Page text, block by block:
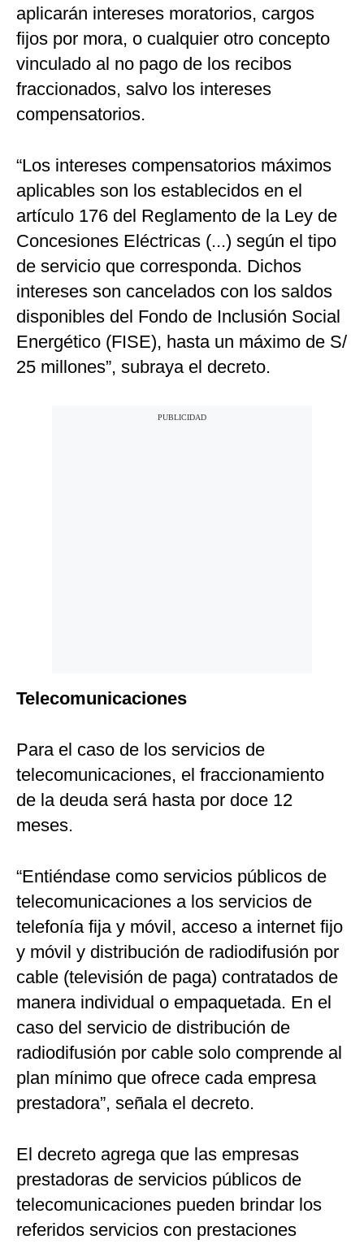
aplicarán intereses moratorios, cargos
fijos por mora, o cualquier otro concepto
vinculado al no pago de los recibos
fraccionados, salvo los intereses
compensatorios.
“Los intereses compensatorios máximos
aplicables son los establecidos en el
artículo 176 del Reglamento de la Ley de
Concesiones Eléctricas (...) según el tipo
de servicio que corresponda. Dichos
intereses son cancelados con los saldos
disponibles del Fondo de Inclusión Social
Energético (FISE), hasta un máximo de S/
25 millones”, subraya el decreto.
Telecomunicaciones
Para el caso de los servicios de
telecomunicaciones, el fraccionamiento
de la deuda será hasta por doce 12
meses.
“Entiéndase como servicios públicos de
telecomunicaciones a los servicios de
telefonía fija y móvil, acceso a internet fijo
y móvil y distribución de radiodifusión por
cable (televisión de paga) contratados de
manera individual o empaquetada. En el
caso del servicio de distribución de
radiodifusión por cable solo comprende al
plan mínimo que ofrece cada empresa
prestadora”, señala el decreto.
El decreto agrega que las empresas
prestadoras de servicios públicos de
telecomunicaciones pueden brindar los
referidos servicios con prestaciones